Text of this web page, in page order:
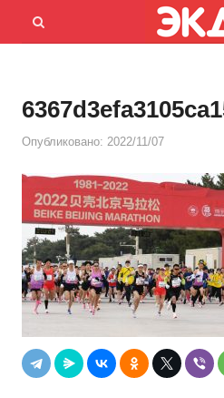
Menu
Открыть
Опубликовано: 2022/11/07